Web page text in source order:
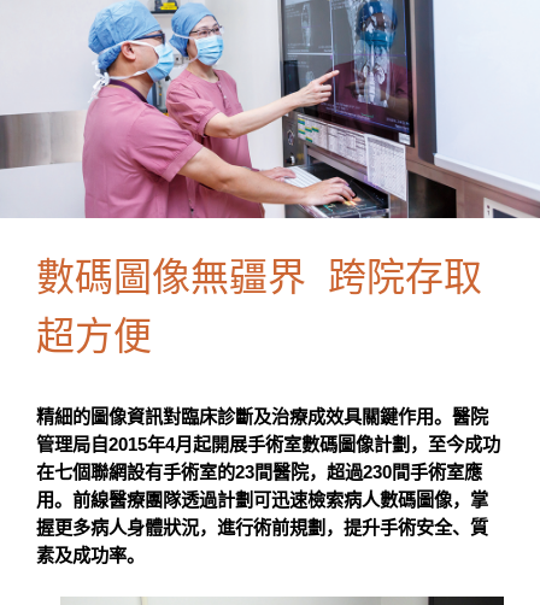
數碼圖像無疆界 跨院存取
超方便
精細的圖像資訊對臨床診斷及治療成效具關鍵作用。醫院
管理局自2015年4月起開展手術室數碼圖像計劃，至今成功
在七個聯網設有手術室的23間醫院，超過230間手術室應
用。前線醫療團隊透過計劃可迅速檢索病人數碼圖像，掌
握更多病人身體狀況，進行術前規劃，提升手術安全、質
素及成功率。